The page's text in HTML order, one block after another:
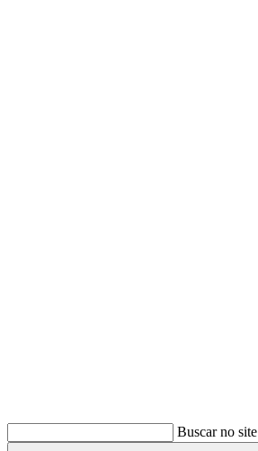
Buscar no site